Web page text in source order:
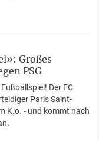
Großes
PSG
Der FC
Paris Saint-
K.o. - und kommt nach